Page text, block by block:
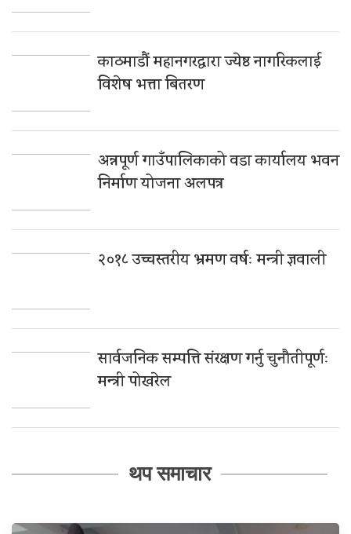
काठमाडौं महानगरद्वारा ज्येष्ठ नागरिकलाई
विशेष भत्ता बितरण
अन्नपूर्ण गाउँपालिकाको वडा कार्यालय भवन
निर्माण योजना अलपत्र
२०१८ उच्चस्तरीय भ्रमण वर्षः मन्त्री ज्ञवाली
सार्वजनिक सम्पत्ति संरक्षण गर्नु चुनौतीपूर्णः
मन्त्री पोखरेल
थप समाचार